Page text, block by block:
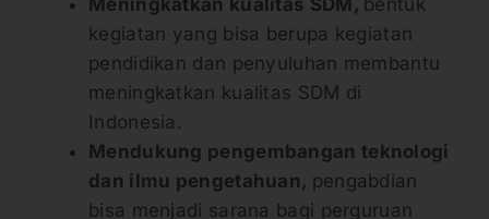
kegiatan yang bisa berupa kegiatan
pendidikan dan penyuluhan membantu
meningkatkan kualitas SDM di
Indonesia.
Mendukung pengembangan teknologi
dan ilmu pengetahuan, pengabdian
bisa menjadi sarana bagi perguruan